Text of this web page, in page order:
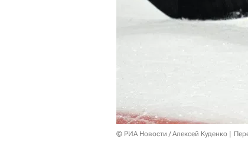
© РИА Новости / Алексей Куденко